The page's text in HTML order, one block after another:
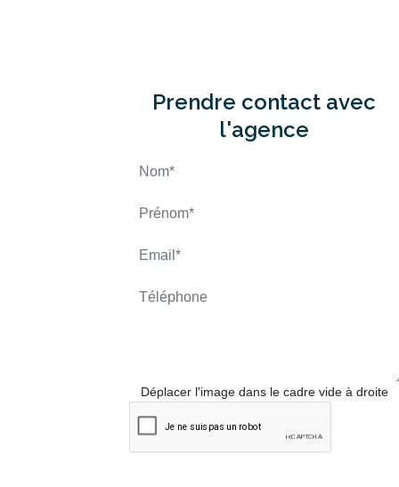
Prendre contact avec
l'agence
Déplacer l'image dans le cadre vide à droite